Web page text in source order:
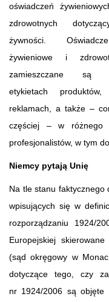
oświadczeń
zdrowotnych
żywności.
żywieniowe i
zamieszczane są
etykietach
reklamach, a także –
częściej – w różnego
profesjonalistów, w tym
Niemcy pytają Unię
Na tle stanu faktycznego
wpisujących się w
rozporządzaniu 1924/
Europejskiej
(sąd okręgowy w
dotyczące tego, czy
nr 1924/2006 są objęte